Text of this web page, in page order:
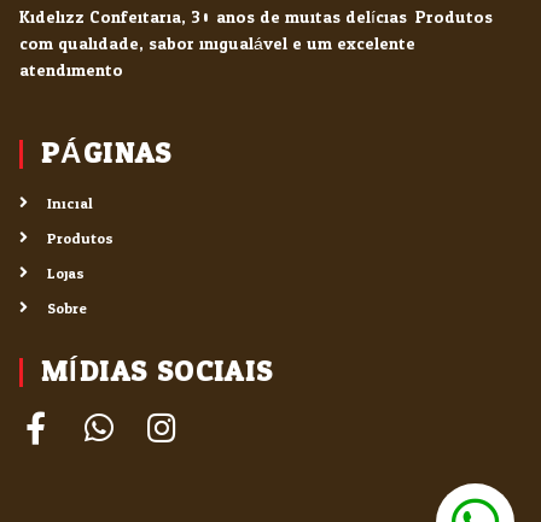
Kidelizz Confeitaria, 30 anos de muitas delícias. Produtos
com qualidade, sabor inigualável e um excelente
atendimento.
PÁGINAS
Inicial
Produtos
Lojas
Sobre
MÍDIAS SOCIAIS